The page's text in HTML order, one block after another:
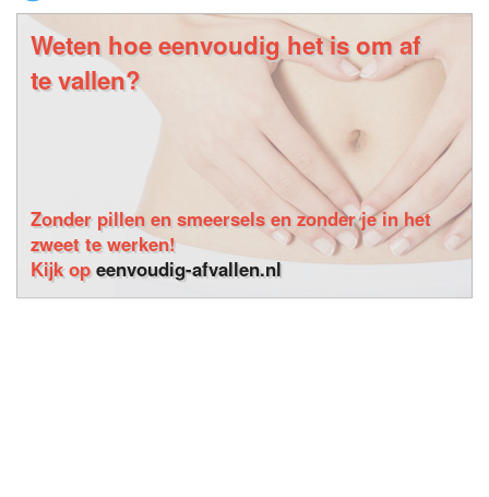
Weten hoe eenvoudig het is om af
te vallen?
Zonder pillen en smeersels en zonder je in het
zweet te werken!
Kijk opeenvoudig-afvallen.nl